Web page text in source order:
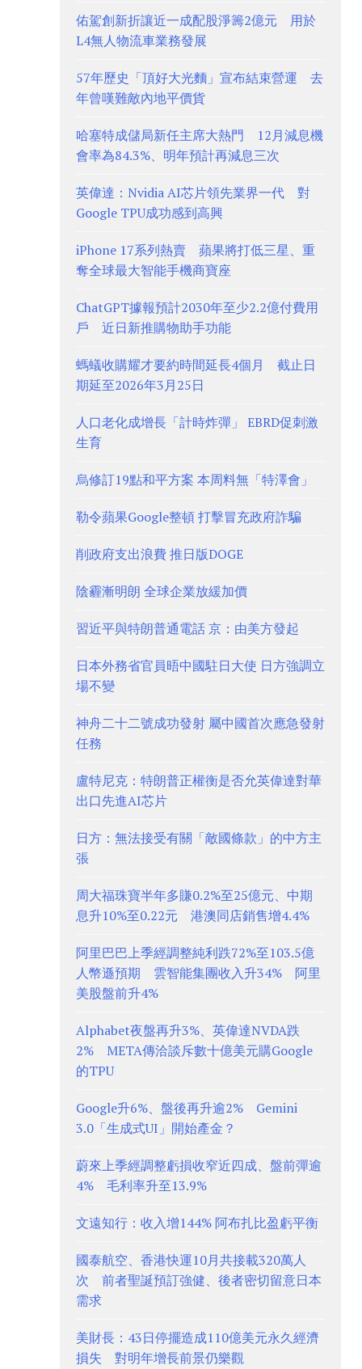
佑駕創新折讓近一成配股淨籌2億元 用於
L4無人物流車業務發展
57年歷史「頂好大光麵」宣布結束營運 去
年曾嘆難敵內地平價貨
哈塞特成儲局新任主席大熱門 12月減息機
會率為84.3%、明年預計再減息三次
英偉達：Nvidia AI芯片領先業界一代 對
Google TPU成功感到高興
iPhone 17系列熱賣 蘋果將打低三星、重
奪全球最大智能手機商寶座
ChatGPT據報預計2030年至少2.2億付費用
戶 近日新推購物助手功能
螞蟻收購耀才要約時間延長4個月 截止日
期延至2026年3月25日
人口老化成增長「計時炸彈」 EBRD促刺激
生育
烏修訂19點和平方案 本周料無「特澤會」
勒令蘋果Google整頓 打擊冒充政府詐騙
削政府支出浪費 推日版DOGE
陰霾漸明朗 全球企業放緩加價
習近平與特朗普通電話 京：由美方發起
日本外務省官員晤中國駐日大使 日方強調立
場不變
神舟二十二號成功發射 屬中國首次應急發射
任務
盧特尼克：特朗普正權衡是否允英偉達對華
出口先進AI芯片
日方：無法接受有關「敵國條款」的中方主
張
周大福珠寶半年多賺0.2%至25億元、中期
息升10%至0.22元 港澳同店銷售增4.4%
阿里巴巴上季經調整純利跌72%至103.5億
人幣遜預期 雲智能集團收入升34% 阿里
美股盤前升4%
Alphabet夜盤再升3%、英偉達NVDA跌
2% META傳洽談斥數十億美元購Google
的TPU
Google升6%、盤後再升逾2% Gemini
3.0「生成式UI」開始產金？
蔚來上季經調整虧損收窄近四成、盤前彈逾
4% 毛利率升至13.9%
文遠知行：收入增144% 阿布扎比盈虧平衡
國泰航空、香港快運10月共接載320萬人
次 前者聖誕預訂強健、後者密切留意日本
需求
美財長：43日停擺造成110億美元永久經濟
損失 對明年增長前景仍樂觀